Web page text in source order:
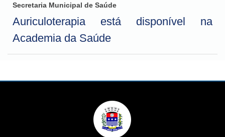
Secretaria Municipal de Saúde
Auriculoterapia está disponível na
Academia da Saúde